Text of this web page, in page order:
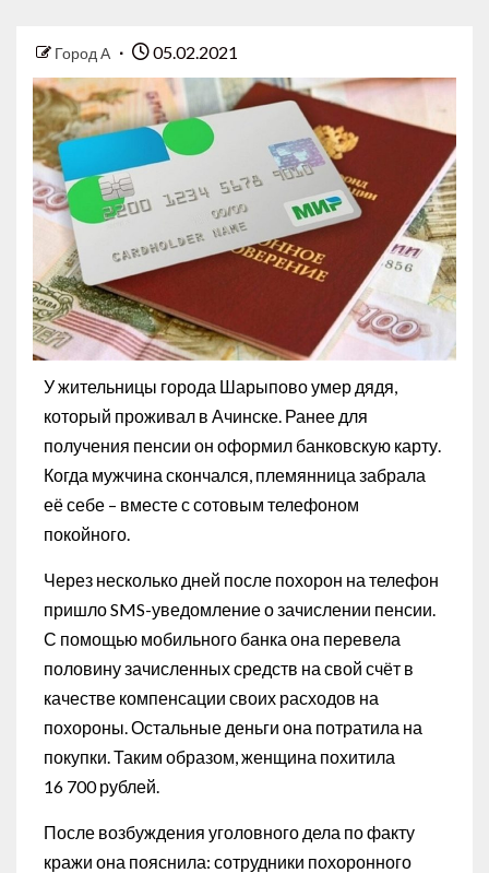
Город А 05.02.2021
У жительницы города Шарыпово умер дядя,
который проживал в Ачинске. Ранее для
получения пенсии он оформил банковскую карту.
Когда мужчина скончался, племянница забрала
её себе – вместе с сотовым телефоном
покойного.
Через несколько дней после похорон на телефон
пришло SMS-уведомление о зачислении пенсии.
С помощью мобильного банка она перевела
половину зачисленных средств на свой счёт в
качестве компенсации своих расходов на
похороны. Остальные деньги она потратила на
покупки. Таким образом, женщина похитила
16 700 рублей.
После возбуждения уголовного дела по факту
кражи она пояснила: сотрудники похоронного